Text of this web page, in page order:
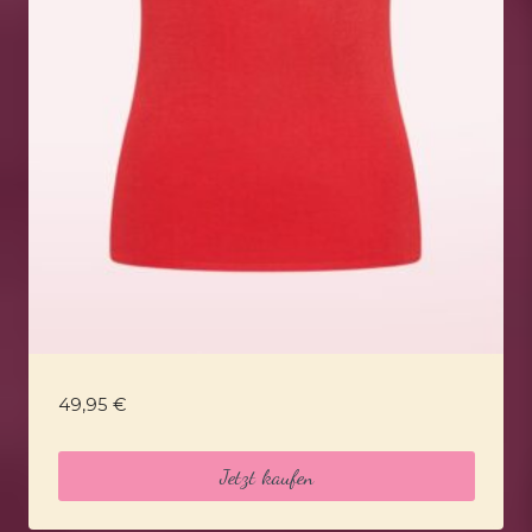
49,95 €
Jetzt kaufen